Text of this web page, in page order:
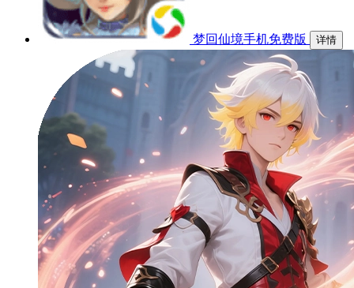
梦回仙境手机免费版 详情